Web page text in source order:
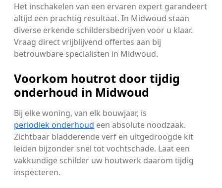
Het inschakelen van een ervaren expert garandeert
altijd een prachtig resultaat. In Midwoud staan
diverse erkende schildersbedrijven voor u klaar.
Vraag direct vrijblijvend offertes aan bij
betrouwbare specialisten in Midwoud.
Voorkom houtrot door tijdig
onderhoud in Midwoud
Bij elke woning, van elk bouwjaar, is
periodiek onderhoud een absolute noodzaak.
Zichtbaar bladderende verf en uitgedroogde kit
leiden bijzonder snel tot vochtschade. Laat een
vakkundige schilder uw houtwerk daarom tijdig
inspecteren.